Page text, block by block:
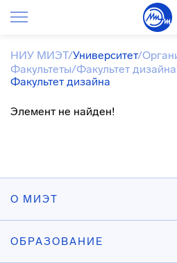
НИУ МИЭТ/Университет/
Факультеты/Факультет
Факультет дизайна
Элемент не найден!
О МИЭТ
ОБРАЗОВАНИЕ